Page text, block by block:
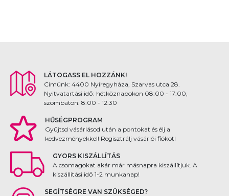
LÁTOGASS EL HOZZÁNK!
Címünk: 4400 Nyíregyháza, Szarvas utca 28.
Nyitvatartási idő: hétköznapokon 08:00 - 17:00,
szombaton: 8:00 - 12:30
HŰSÉGPROGRAM
Gyűjtsd vásárlásod után a pontokat és élj a
kedvezményekkel! Regisztrálj vásárlói fiókot!
GYORS KISZÁLLÍTÁS
A csomagokat akár már másnapra kiszállítjuk. A
kiszállítási idő 1-2 munkanap!
SEGÍTSÉGRE VAN SZÜKSÉGED?